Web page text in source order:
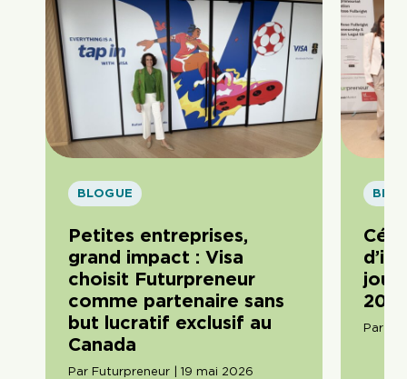
BLOGUE
Petites entreprises,
grand impact : Visa
choisit Futurpreneur
comme partenaire sans
but lucratif exclusif au
Canada
Par Futurpreneur | 19 mai 2026
Par